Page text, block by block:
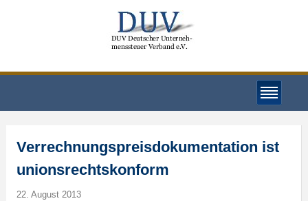
Verrechnungspreisdokumentation ist
unionsrechtskonform
22. August 2013